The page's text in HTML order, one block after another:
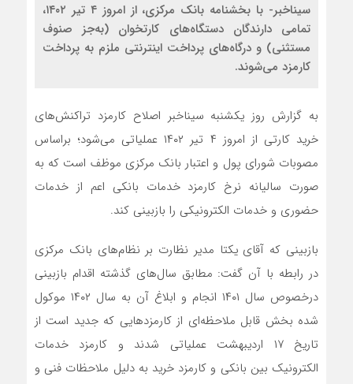
سیناخبر- با بخشنامه بانک مرکزی، از امروز ۴ تیر ۱۴۰۲،
تمامی دارندگان دستگاه‌های کارتخوان (به‌جز صنوف
مستثنی) و درگاه‌های پرداخت اینترنتی ملزم به پرداخت
کارمزد می‌شوند.
به گزارش روز یکشنبه سیناخبر اصلاح کارمزد تراکنش‌های
خرید کارتی از امروز ۴ تیر ۱۴۰۲ عملیاتی می‌شود؛ براساس
مصوبات شورای پول و اعتبار بانک مرکزی موظف است که به
صورت سالیانه نرخ کارمزد خدمات بانکی اعم از خدمات
حضوری و خدمات الکترونیکی را بازبینی کند.
بازبینی که آقای یکتا مدیر نظارت بر نظام‌های بانک مرکزی
در رابطه با آن گفت: مطابق سال‌های گذشته اقدام بازبینی
درخصوص سال ۱۴۰۱ انجام و ابلاغ آن به سال ۱۴۰۲ موکول
شده بخش قابل ملاحظه‌ای از کارمزد‌هایی که جدید است از
تاریخ ۱۷ اردیبهشت عملیاتی شدند و کارمزد خدمات
الکترونیک بین بانکی و کارمزد خرید به دلیل ملاحظات فنی و